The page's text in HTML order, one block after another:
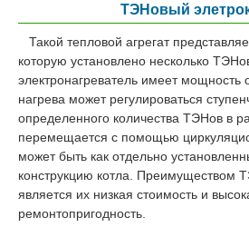
ТЭНовый
Такой тепловой агрегат
которую установлено несколько
электронагреватель имеет мощность
нагрева может регулироваться
определенного количества ТЭНов в
перемещается с помощью
может быть как отдельно
конструкцию котла. Преимуществом
является их низкая стоимость и
ремонтопригодность.